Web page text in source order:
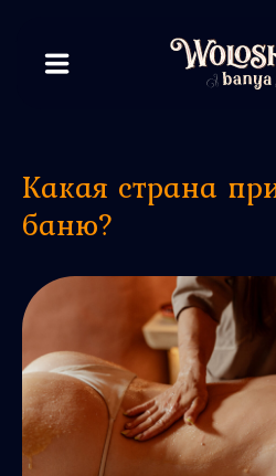
Какая страна
баню?